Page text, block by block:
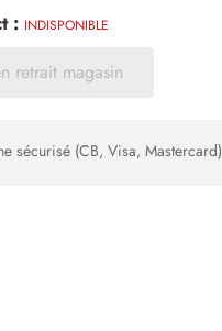
: INDISPONIBLE
retrait magasin
sécurisé (CB, Visa, Mastercard)